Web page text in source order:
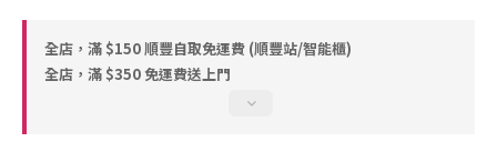
全店，滿 $150 順豐自取免運費 (順豐站/智能櫃)
全店，滿 $350 免運費送上門